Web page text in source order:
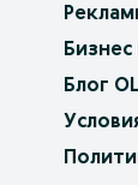
Бизнес
Блог